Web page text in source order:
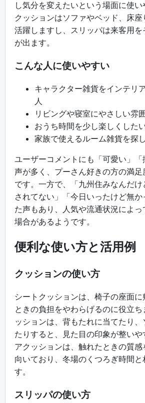
し気分を変えたいという場面に使い
クッションはソファやベッド、床
活躍しますし、スリッパは来客用
が出ます。
こんな人に使いやすい
キャラクター雑貨をインテリ
人
リビングや寝室にやさしい雰
おうち時間を少し楽しくした
家族で使えるルーム雑貨を探
ユーザーコメントにも「可愛い」「
声が多く、プーさん好きの方の満足
です。一方で、「九州住みなんだ
されてない」「今日いったけど無
た声もあり、人気や流通状況によ
場合があるようです。
便利な使い方と活用例
クッションの使い方
シートクッションは、椅子の座面
ときの負担をやわらげるのに役立ち
ッションは、背もたれに当てたり
たりすると、見た目の印象が整い
アクッションは、触れたときの質
向いており、冬場のくつろぎ時間
す。
スリッパの使い方